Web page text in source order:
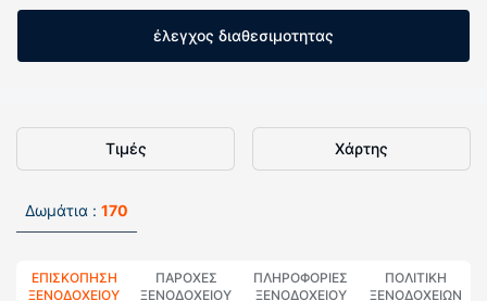
έλεγχος διαθεσιμοτητας
Τιμές Χάρτης
Δωμάτια : 170
ΕΠΙΣΚΌΠΗΣΗ
ΞΕΝΟΔΟΧΕΊΟΥ
ΠΑΡΟΧΕΣ
ΞΕΝΟΔΟΧΕΙΟΥ
ΠΛΗΡΟΦΟΡΊΕΣ
ΞΕΝΟΔΟΧΕΊΟΥ
ΠΟΛΙΤΙΚΗ
ΞΕΝΟΔΟΧΕΊΩΝ